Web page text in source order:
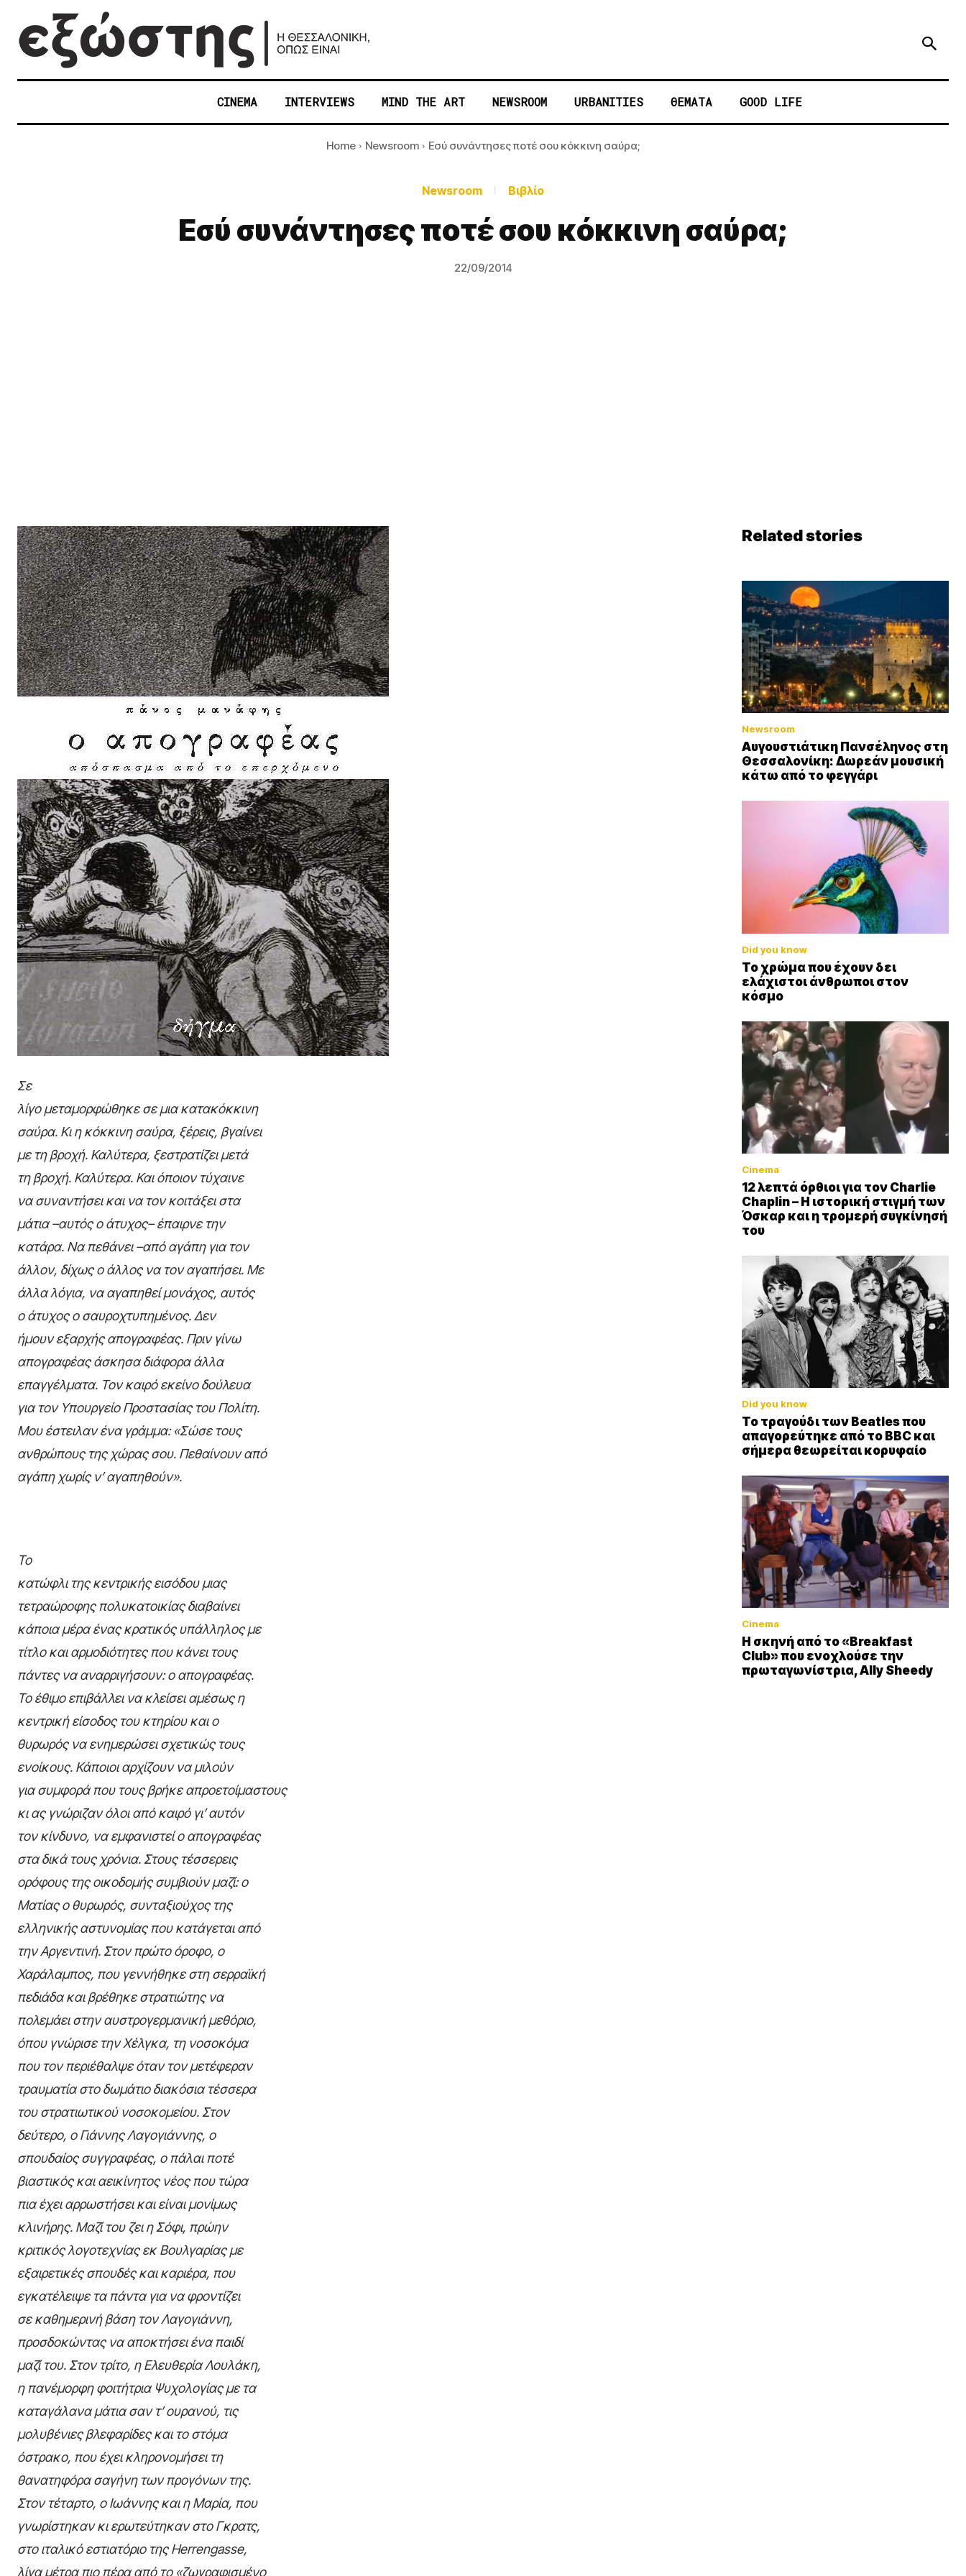
CINEMA INTERVIEWS MIND THE ART NEWSROOM URBANITIES ΘΕΜΑΤΑ GOOD LIFE
Home Newsroom Εσύ συνάντησες ποτέ σου κόκκινη σαύρα;
Newsroom Βιβλίο
Εσύ συνάντησες ποτέ σου κόκκινη σαύρα;
22/09/2014
Σε
λίγο μεταμορφώθηκε σε μια κατακόκκινη
σαύρα. Κι η κόκκινη σαύρα, ξέρεις, βγαίνει
με τη βροχή. Καλύτερα, ξεστρατίζει μετά
τη βροχή. Καλύτερα. Και όποιον τύχαινε
να συναντήσει και να τον κοιτάξει στα
μάτια –αυτός ο άτυχος– έπαιρνε την
κατάρα. Να πεθάνει –από αγάπη για τον
άλλον, δίχως ο άλλος να τον αγαπήσει. Με
άλλα λόγια, να αγαπηθεί μονάχος, αυτός
ο άτυχος ο σαυροχτυπημένος. Δεν
ήμουν εξαρχής απογραφέας. Πριν γίνω
απογραφέας άσκησα διάφορα άλλα
επαγγέλματα. Τον καιρό εκείνο δούλευα
για τον Υπουργείο Προστασίας του Πολίτη.
Μου έστειλαν ένα γράμμα: «Σώσε τους
ανθρώπους της χώρας σου. Πεθαίνουν από
αγάπη χωρίς ν’ αγαπηθούν».
Το
κατώφλι της κεντρικής εισόδου μιας
τετραώροφης πολυκατοικίας διαβαίνει
κάποια μέρα ένας κρατικός υπάλληλος με
τίτλο και αρμοδιότητες που κάνει τους
πάντες να αναρριγήσουν: ο απογραφέας.
Το έθιμο επιβάλλει να κλείσει αμέσως η
κεντρική είσοδος του κτηρίου και ο
θυρωρός να ενημερώσει σχετικώς τους
ενοίκους. Κάποιοι αρχίζουν να μιλούν
για συμφορά που τους βρήκε απροετοίμαστους
κι ας γνώριζαν όλοι από καιρό γι’ αυτόν
τον κίνδυνο, να εμφανιστεί ο απογραφέας
στα δικά τους χρόνια. Στους τέσσερεις
ορόφους της οικοδομής συμβιούν μαζί: ο
Ματίας ο θυρωρός, συνταξιούχος της
ελληνικής αστυνομίας που κατάγεται από
την Αργεντινή. Στον πρώτο όροφο, ο
Χαράλαμπος, που γεννήθηκε στη σερραϊκή
πεδιάδα και βρέθηκε στρατιώτης να
πολεμάει στην αυστρογερμανική μεθόριο,
όπου γνώρισε την Χέλγκα, τη νοσοκόμα
που τον περιέθαλψε όταν τον μετέφεραν
τραυματία στο δωμάτιο διακόσια τέσσερα
του στρατιωτικού νοσοκομείου. Στον
δεύτερο, ο Γιάννης Λαγογιάννης, ο
σπουδαίος συγγραφέας, ο πάλαι ποτέ
βιαστικός και αεικίνητος νέος που τώρα
πια έχει αρρωστήσει και είναι μονίμως
κλινήρης. Μαζί του ζει η Σόφι, πρώην
κριτικός λογοτεχνίας εκ Βουλγαρίας με
εξαιρετικές σπουδές και καριέρα, που
εγκατέλειψε τα πάντα για να φροντίζει
σε καθημερινή βάση τον Λαγογιάννη,
προσδοκώντας να αποκτήσει ένα παιδί
μαζί του. Στον τρίτο, η Ελευθερία Λουλάκη,
η πανέμορφη φοιτήτρια Ψυχολογίας με τα
καταγάλανα μάτια σαν τ’ ουρανού, τις
μολυβένιες βλεφαρίδες και το στόμα
όστρακο, που έχει κληρονομήσει τη
θανατηφόρα σαγήνη των προγόνων της.
Στον τέταρτο, ο Ιωάννης και η Μαρία, που
γνωρίστηκαν κι ερωτεύτηκαν στο Γκρατς,
στο ιταλικό εστιατόριο τηςHerrengasse,
λίγα μέτρα πιο πέρα από το «ζωγραφισμένο
Related stories
Newsroom
Αυγουστιάτικη Πανσέληνος στη
Θεσσαλονίκη: Δωρεάν μουσική
κάτω από το φεγγάρι
Did you know
Το χρώμα που έχουν δει
ελάχιστοι άνθρωποι στον
κόσμο
Cinema
12 λεπτά όρθιοι για τον Charlie
Chaplin – Η ιστορική στιγμή των
Όσκαρ και η τρομερή συγκίνησή
του
Did you know
Το τραγούδι των Beatles που
απαγορεύτηκε από το BBC και
σήμερα θεωρείται κορυφαίο
Cinema
Η σκηνή από το «Breakfast
Club» που ενοχλούσε την
πρωταγωνίστρια, Ally Sheedy